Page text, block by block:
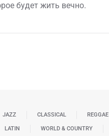
будет жить вечно.
JAZZ CLASSICAL REGGAE
LATIN WORLD & COUNTRY